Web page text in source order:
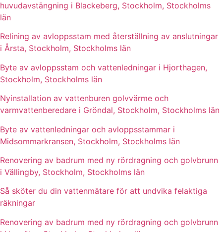
huvudavstängning i Blackeberg, Stockholm, Stockholms
län
Relining av avloppsstam med återställning av anslutningar
i Årsta, Stockholm, Stockholms län
Byte av avloppsstam och vattenledningar i Hjorthagen,
Stockholm, Stockholms län
Nyinstallation av vattenburen golvvärme och
varmvattenberedare i Gröndal, Stockholm, Stockholms län
Byte av vattenledningar och avloppsstammar i
Midsommarkransen, Stockholm, Stockholms län
Renovering av badrum med ny rördragning och golvbrunn
i Vällingby, Stockholm, Stockholms län
Så sköter du din vattenmätare för att undvika felaktiga
räkningar
Renovering av badrum med ny rördragning och golvbrunn